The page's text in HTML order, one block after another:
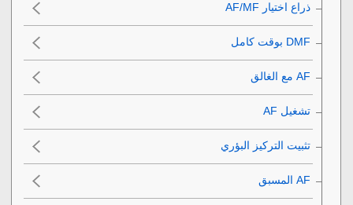
ذراع اختيار AF/MF
تشغيل AF‎‏
تثبيت التركيز البؤري